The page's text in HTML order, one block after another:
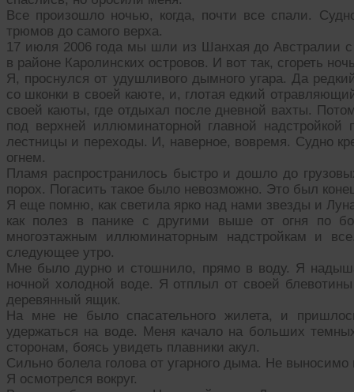
Все произошло ночью, когда, почти все спали.
трюмов до самого верха.
17 июля 2006 года мы шли из Шанхая до Австралии
в районе Каролинских островов. И вот так, сгореть
Я, проснулся от удушливого дымного угара. Да
со шконки в своей каюте, и, глотая едкий
своей каюты, где отдыхал после дневной вахты.
под верхней иллюминаторной главной
лестницы и переходы. И, наверное, вовремя. Судно
огнем.
Пламя распространилось быстро и дошло до
порох. Погасить такое было невозможно. Это был
Я еще помню, как светила ярко над нами звезды и
как полез в панике с другими выше от огня по
многоэтажным иллюминаторным надстройкам и
следующее утро.
Мне было дурно и стошнило, прямо в воду. Я
ночной холодной воде. Я отплыл от своей
деревянный ящик.
На мне не было спасательного жилета, и
удержаться на воде. Меня качало на больших
сторонам, боясь увидеть плавники акул.
Сильно болела голова от угарного дыма. Не выносимо
Я осмотрелся вокруг.